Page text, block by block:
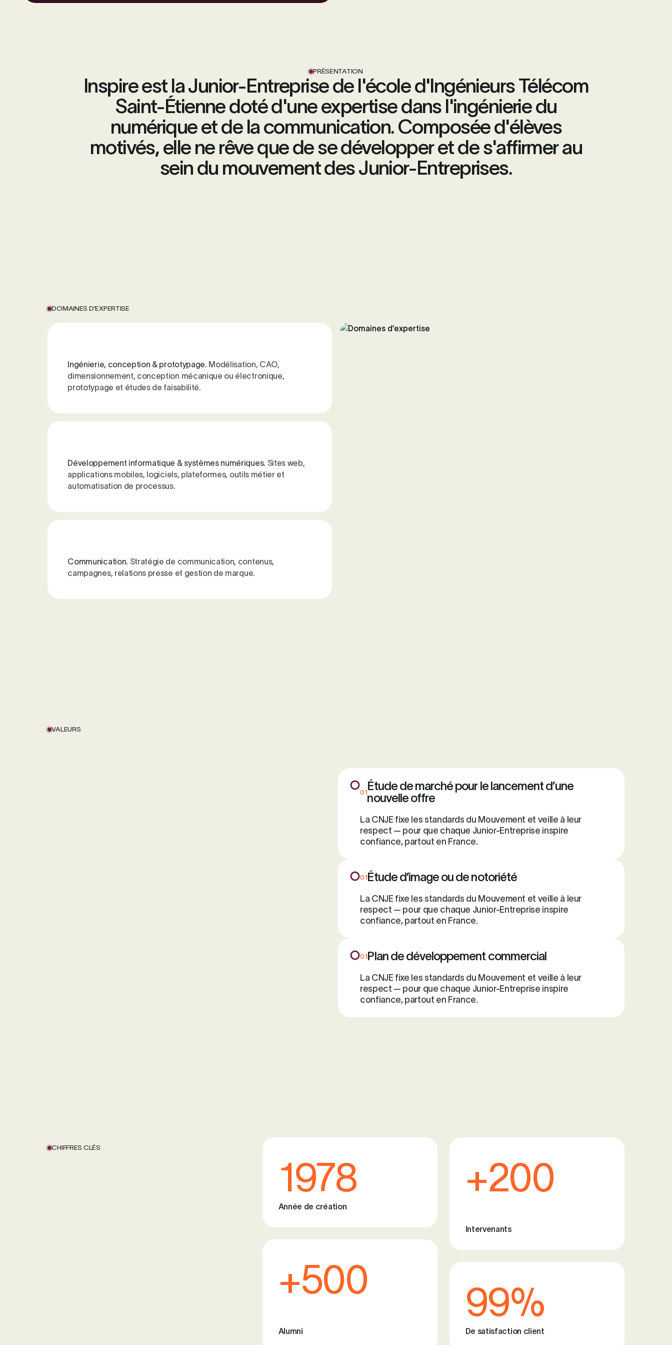
PRÉSENTATION
Inspire est la Junior-Entreprise de l'école d'Ingénieurs Télécom
Saint-Étienne doté d'une expertise dans l'ingénierie du
numérique et de la communication. Composée d'élèves
motivés, elle ne rêve que de se développer et de s'affirmer au
sein du mouvement des Junior-Entreprises.
DOMAINES D’EXPERTISE
Ingénierie, conception & prototypage. Modélisation, CAO,
dimensionnement, conception mécanique ou électronique,
prototypage et études de faisabilité.
Développement informatique & systèmes numériques. Sites web,
applications mobiles, logiciels, plateformes, outils métier et
automatisation de processus.
Communication. Stratégie de communication, contenus,
campagnes, relations presse et gestion de marque.
VALEURS
01Étude de marché pour le lancement d’une
nouvelle offre
La CNJE fixe les standards du Mouvement et veille à leur
respect — pour que chaque Junior-Entreprise inspire
confiance, partout en France.
01Étude d’image ou de notoriété
La CNJE fixe les standards du Mouvement et veille à leur
respect — pour que chaque Junior-Entreprise inspire
confiance, partout en France.
01Plan de développement commercial
La CNJE fixe les standards du Mouvement et veille à leur
respect — pour que chaque Junior-Entreprise inspire
confiance, partout en France.
CHIFFRES CLÉS
1978
Année de création
+500
Alumni
+200
Intervenants
99%
De satisfaction client